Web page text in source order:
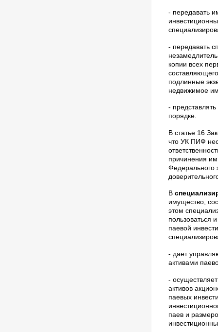
- передавать
- передавать
копии всех
подлинные
недвижимое
-
порядке.
В статье 16
что УК ПИФ
причинения
Федерального
В
имущество,
этом
пользоваться
паевой
- дает
активами
-
активов
паевых
паев и